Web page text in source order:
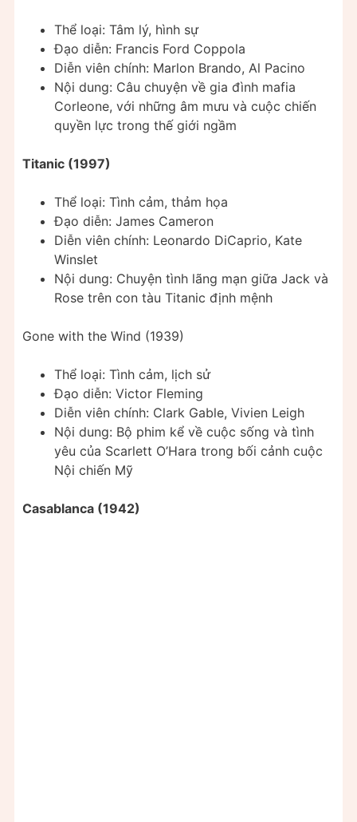
Thể loại: Tâm lý, hình sự
Đạo diễn: Francis Ford Coppola
Diễn viên chính: Marlon Brando, Al Pacino
Nội dung: Câu chuyện về gia đình mafia
Corleone, với những âm mưu và cuộc chiến
quyền lực trong thế giới ngầm
Titanic (1997)
Thể loại: Tình cảm, thảm họa
Đạo diễn: James Cameron
Diễn viên chính: Leonardo DiCaprio, Kate
Winslet
Nội dung: Chuyện tình lãng mạn giữa Jack và
Rose trên con tàu Titanic định mệnh
Gone with the Wind (1939)
Thể loại: Tình cảm, lịch sử
Đạo diễn: Victor Fleming
Diễn viên chính: Clark Gable, Vivien Leigh
Nội dung: Bộ phim kể về cuộc sống và tình
yêu của Scarlett O’Hara trong bối cảnh cuộc
Nội chiến Mỹ
Casablanca (1942)